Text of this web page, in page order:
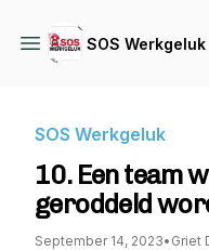
SOS Werkgeluk
SOS Werkgeluk
10. Een team
geroddeld
September 14, 2023• Griet